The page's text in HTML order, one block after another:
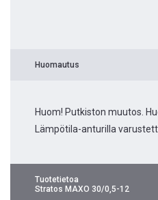
Huomautus
Huom! Putkiston muutos.
Lämpötila-anturilla
Tuotetietoa
Stratos MAXO 30/0,5-12